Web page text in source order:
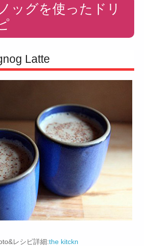
ッグを使ったドリ
Latte
レシピ詳細:the kitckn